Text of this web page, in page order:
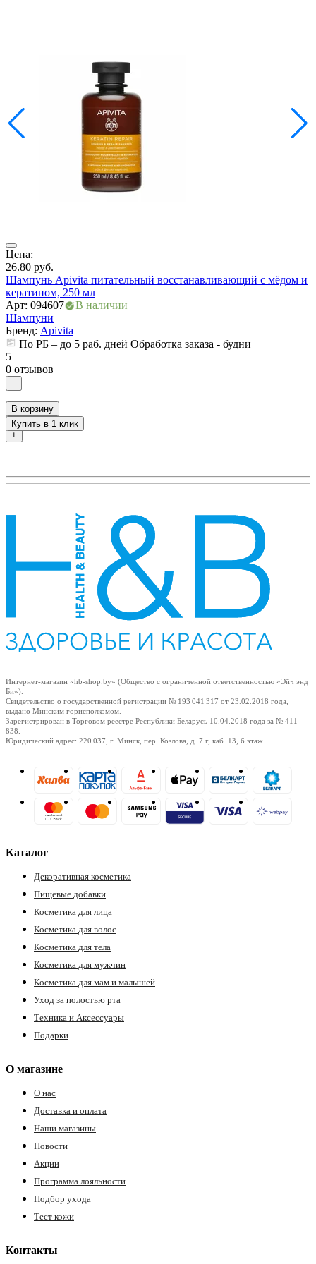
Цена:
26.80 руб.
Шампунь Apivita питательный восстанавливающий с мёдом и
кератином, 250 мл
Арт: 094607
В наличии
Шампуни
Бренд: Apivita
По РБ – до 5 раб. дней Обработка заказа - будни
5
0 отзывов
–
+
В корзину
Купить в 1 клик
Интернет-магазин «hb-shop.by» (Общество с ограниченной ответственностью «Эйч энд
Би»).
Свидетельство о государственной регистрации № 193 041 317 от 23.02.2018 года,
выдано Минским горисполкомом.
Зарегистрирован в Торговом реестре Республики Беларусь 10.04.2018 года за № 411
838.
Юридический адрес: 220 037, г. Минск, пер. Козлова, д. 7 г, каб. 13, 6 этаж
Каталог
Декоративная косметика
Пищевые добавки
Косметика для лица
Косметика для волос
Косметика для тела
Косметика для мужчин
Косметика для мам и малышей
Уход за полостью рта
Техника и Аксессуары
Подарки
О магазине
О нас
Доставка и оплата
Наши магазины
Новости
Акции
Программа лояльности
Подбор ухода
Тест кожи
Контакты